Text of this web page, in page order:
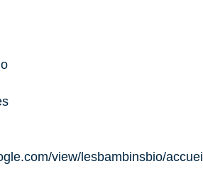
view/lesbambinsbio/accueil